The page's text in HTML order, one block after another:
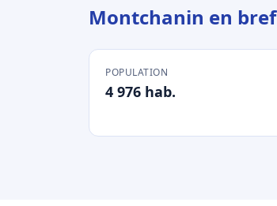
Montchanin en bref
POPULATION
4 976 hab.